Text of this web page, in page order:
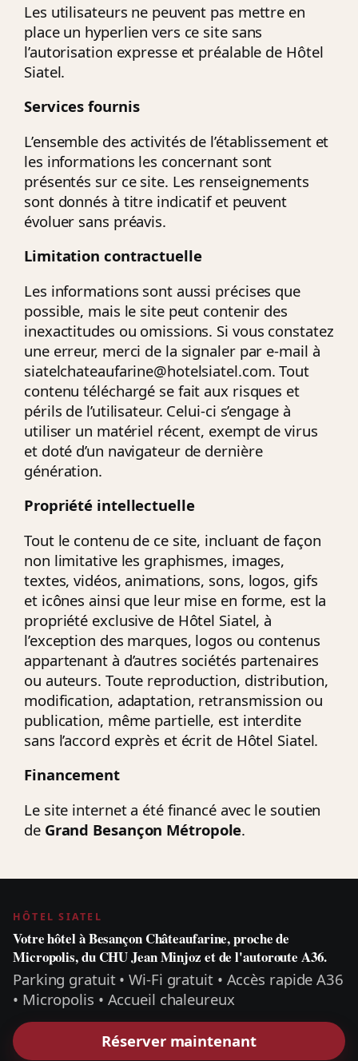
Les utilisateurs ne peuvent pas mettre en
place un hyperlien vers ce site sans
l’autorisation expresse et préalable de Hôtel
Siatel.
Services fournis
L’ensemble des activités de l’établissement et
les informations les concernant sont
présentés sur ce site. Les renseignements
sont donnés à titre indicatif et peuvent
évoluer sans préavis.
Limitation contractuelle
Les informations sont aussi précises que
possible, mais le site peut contenir des
inexactitudes ou omissions. Si vous constatez
une erreur, merci de la signaler par e-mail à
siatelchateaufarine@hotelsiatel.com. Tout
contenu téléchargé se fait aux risques et
périls de l’utilisateur. Celui-ci s’engage à
utiliser un matériel récent, exempt de virus
et doté d’un navigateur de dernière
génération.
Propriété intellectuelle
Tout le contenu de ce site, incluant de façon
non limitative les graphismes, images,
textes, vidéos, animations, sons, logos, gifs
et icônes ainsi que leur mise en forme, est la
propriété exclusive de Hôtel Siatel, à
l’exception des marques, logos ou contenus
appartenant à d’autres sociétés partenaires
ou auteurs. Toute reproduction, distribution,
modification, adaptation, retransmission ou
publication, même partielle, est interdite
sans l’accord exprès et écrit de Hôtel Siatel.
Financement
Le site internet a été financé avec le soutien
de Grand Besançon Métropole.
HÔTEL SIATEL
Votre hôtel à Besançon Châteaufarine, proche de
Micropolis, du CHU Jean Minjoz et de l'autoroute A36.
Parking gratuit • Wi‑Fi gratuit • Accès rapide A36
• Micropolis • Accueil chaleureux
Réserver maintenant